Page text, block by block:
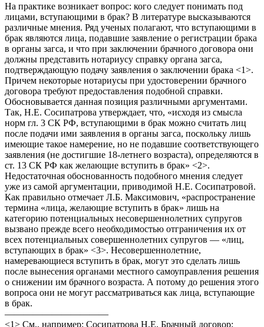
На практике возникает вопрос: кого следует понимать под
лицами, вступающими в брак? В литературе высказываются
различные мнения. Ряд ученых полагают, что вступающими в
брак являются лица, подавшие заявление о регистрации брака
в органы загса, и что при заключении брачного договора они
должны представить нотариусу справку органа загса,
подтверждающую подачу заявления о заключении брака <1>.
Причем некоторые нотариусы при удостоверении брачного
договора требуют предоставления подобной справки.
Обосновывается данная позиция различными аргументами.
Так, Н.Е. Сосипатрова утверждает, что, «исходя из смысла
норм гл. 3 СК РФ, вступающими в брак можно считать лиц
после подачи ими заявления в органы загса, поскольку лишь
имеющие такое намерение, но не подавшие соответствующего
заявления (не достигшие 18-летнего возраста), определяются в
ст. 13 СК РФ как желающие вступить в брак» <2>.
Недостаточная обоснованность подобного мнения следует
уже из самой аргументации, приводимой Н.Е. Сосипатровой.
Как правильно отмечает Л.Б. Максимович, «распространение
термина «лица, желающие вступить в брак» лишь на
категорию потенциальных несовершеннолетних супругов
вызвано прежде всего необходимостью отграничения их от
всех потенциальных совершеннолетних супругов — «лиц,
вступающих в брак» <3>. Несовершеннолетние,
намеревающиеся вступить в брак, могут это сделать лишь
после вынесения органами местного самоуправления решения
о снижении им брачного возраста. А потому до решения этого
вопроса они не могут рассматриваться как лица, вступающие
в брак.
———————————
<1> См., например: Сосипатрова Н.Е. Брачный договор: